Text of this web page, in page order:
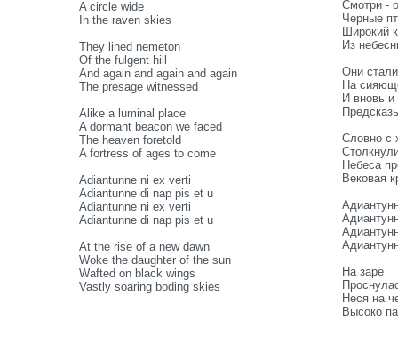
A circle wide
In the raven skies
They lined nemeton
Of the fulgent hill
And again and again and again
The presage witnessed
Alike a luminal place
A dormant beacon we faced
The heaven foretold
A fortress of ages to come
Adiantunne ni ex verti
Adiantunne di nap pis et u
Adiantunne ni ex verti
Adiantunne di nap pis et u
At the rise of a new dawn
Woke the daughter of the sun
Wafted on black wings
Vastly soaring boding skies
Смотри -
Черные
Широкий
Из
Они
На
И вновь и
Словно с
Небеса
Вековая
На заре
Неся на
Высоко